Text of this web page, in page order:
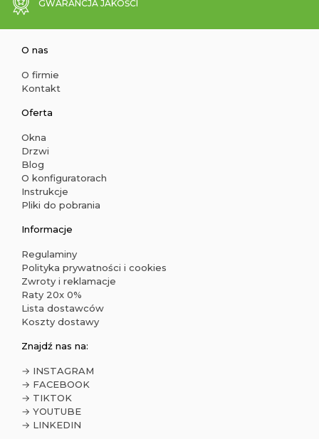
GWARANCJA JAKOŚCI
O nas
O firmie
Kontakt
Oferta
Okna
Drzwi
Blog
O konfiguratorach
Instrukcje
Pliki do pobrania
Informacje
Regulaminy
Polityka prywatności i cookies
Zwroty i reklamacje
Raty 20x 0%
Lista dostawców
Koszty dostawy
Znajdź nas na:
→ INSTAGRAM
→ FACEBOOK
→ TIKTOK
→ YOUTUBE
→ LINKEDIN